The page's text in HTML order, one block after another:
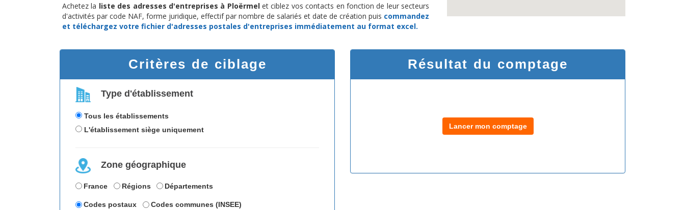
Achetez la liste des adresses d'entreprises à Ploërmelet ciblez vos contacts en fonction de leur secteurs
d'activités par code NAF, forme juridique, effectif par nombre de salariés et date de création puis commandez
et téléchargez votre fichier d'adresses postales d'entreprises immédiatement au format excel.
Critères de ciblage
Type d'établissement
Tous les établissements
L'établissement siège uniquement
Zone géographique
France Régions Départements
Codes postaux Codes communes (INSEE)
Résultat du comptage
Lancer mon comptage